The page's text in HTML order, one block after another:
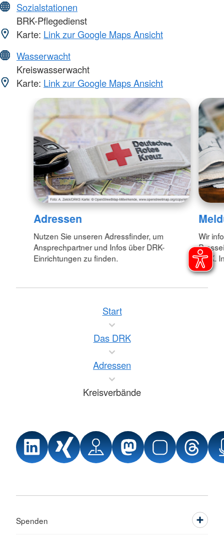
Sozialstationen
BRK-Pflegedienst
Karte: Link zur Google Maps Ansicht
Wasserwacht
Kreiswasserwacht
Karte: Link zur Google Maps Ansicht
Adressen
Nutzen Sie unseren Adressfinder, um
Ansprechpartner und Infos über DRK-
Einrichtungen zu finden.
Wir
DRK.
Start
Das DRK
Adressen
Kreisverbände
Spenden